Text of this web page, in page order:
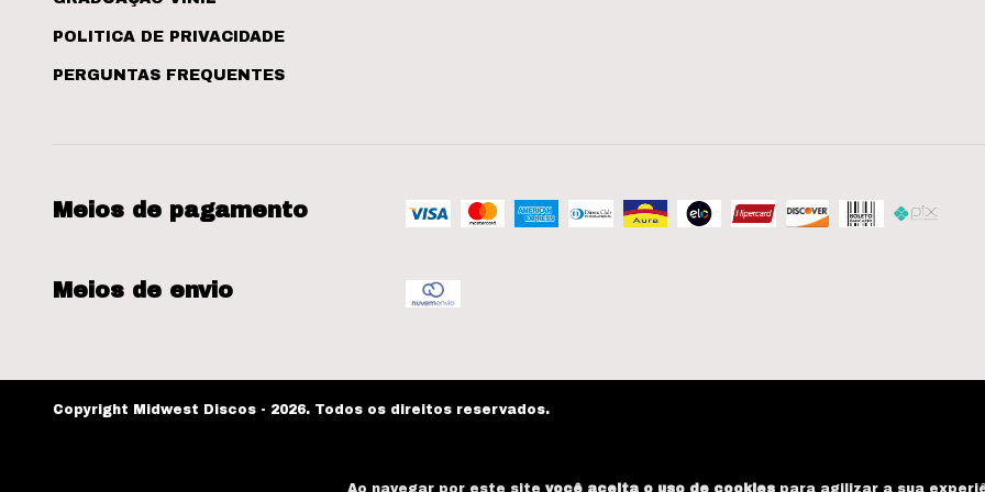
Ao navegar por este site você aceita o uso de cookiespara agilizar a sua
POLITICA DE PRIVACIDADE
PERGUNTAS FREQUENTES
Meios de pagamento
Meios de envio
Copyright Midwest Discos - 2026. Todos os direitos reservados.